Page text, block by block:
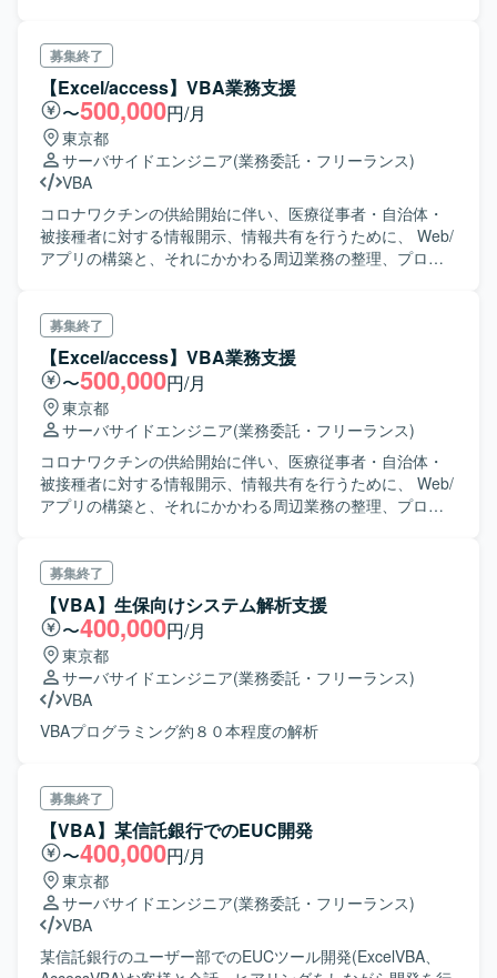
募集終了
【Excel/access】VBA業務支援
〜500,000円/月
東京都
サーバサイドエンジニア(業務委託・フリーランス)
VBA
コロナワクチンの供給開始に伴い、医療従事者・自治体・
被接種者に対する情報開示、情報共有を行うために、 Web/
アプリの構築と、それにかかわる周辺業務の整理、プロジ
を実施。 お願いする作業は、データの整備・精査や分析な
どを想定。
募集終了
【Excel/access】VBA業務支援
〜500,000円/月
東京都
サーバサイドエンジニア(業務委託・フリーランス)
コロナワクチンの供給開始に伴い、医療従事者・自治体・
被接種者に対する情報開示、情報共有を行うために、 Web/
アプリの構築と、それにかかわる周辺業務の整理、プロジ
を実施。 お願いする作業は、データの整備・精査や分析な
どを想定。
募集終了
【VBA】生保向けシステム解析支援
〜400,000円/月
東京都
サーバサイドエンジニア(業務委託・フリーランス)
VBA
VBAプログラミング約８０本程度の解析
募集終了
【VBA】某信託銀行でのEUC開発
〜400,000円/月
東京都
サーバサイドエンジニア(業務委託・フリーランス)
VBA
某信託銀行のユーザー部でのEUCツール開発(ExcelVBA、